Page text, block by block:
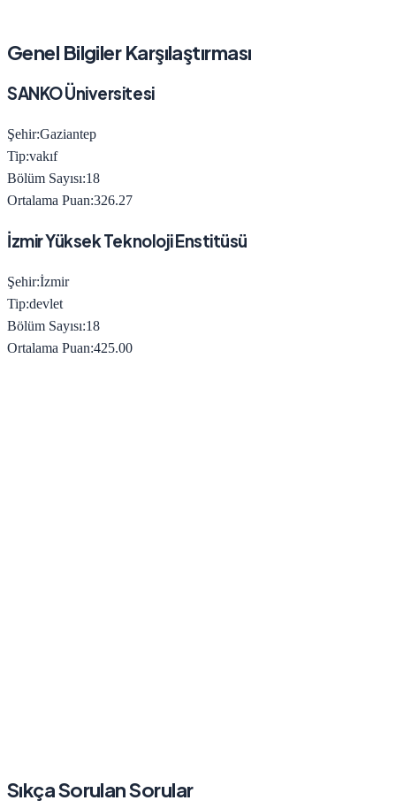
Genel Bilgiler Karşılaştırması
SANKO Üniversitesi
Şehir:Gaziantep
Tip:vakıf
Bölüm Sayısı:18
Ortalama Puan:326.27
İzmir Yüksek Teknoloji Enstitüsü
Şehir:İzmir
Tip:devlet
Bölüm Sayısı:18
Ortalama Puan:425.00
Sıkça Sorulan Sorular